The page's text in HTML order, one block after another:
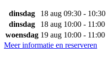
dinsdag 18 aug 09:30 - 10:30
dinsdag
18 aug 10:00 - 11:00
woensdag 19 aug 10:00 - 11:00
Meer informatie en reserveren